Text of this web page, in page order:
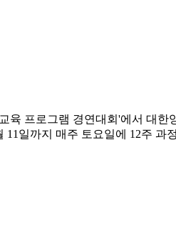
육 프로그램 경연대회'에서 대
11일까지 매주 토요일에 12주